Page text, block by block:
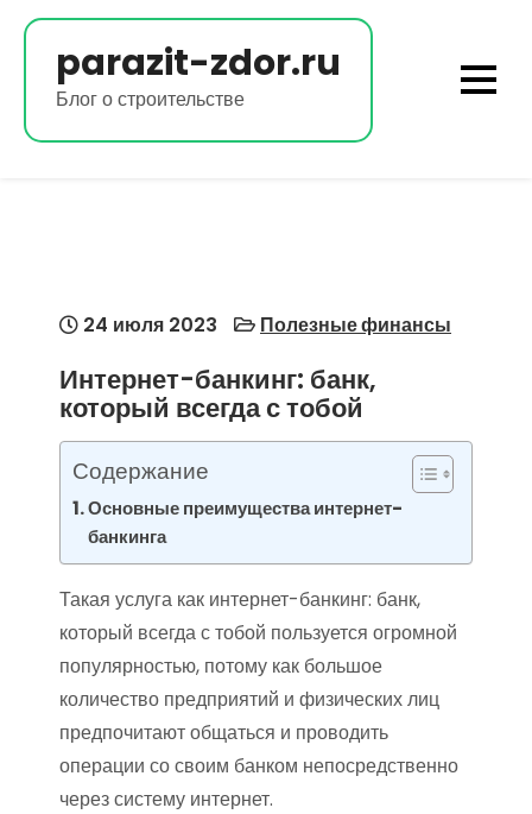
Перейти
содержимомуparazit-zdor.ru
Блог о строительстве
24 июля 2023 Полезные финансы
Интернет-банкинг: банк,
который всегда с тобой
Содержание
Основные преимущества интернет-
банкинга
Такая услуга как интернет-банкинг: банк,
который всегда с тобой пользуется огромной
популярностью, потому как большое
количество предприятий и физических лиц
предпочитают общаться и проводить
операции со своим банком непосредственно
через систему интернет.